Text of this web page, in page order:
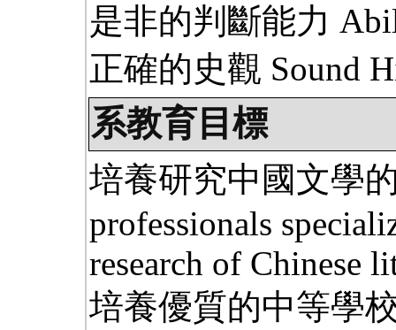
是非的判斷能力
正確的史觀 Sound
系教育目標
培養研究中國文學
professionals
research of Chinese
培養優質的中等學